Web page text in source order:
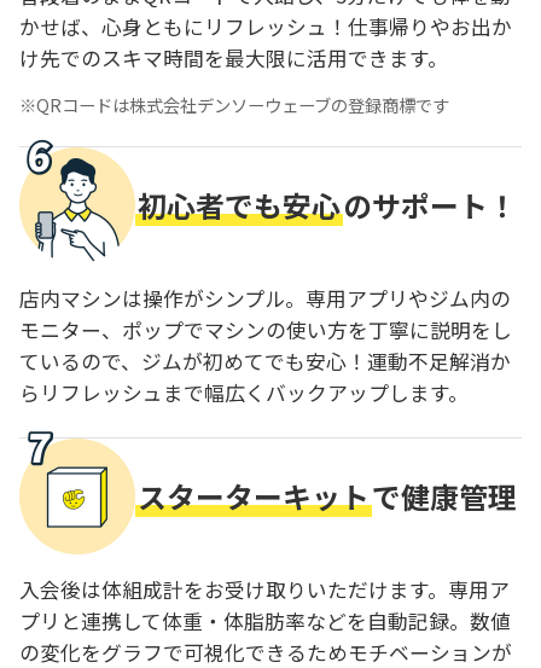
かせば、心身ともにリフレッシュ！仕事帰りやお出か
け先でのスキマ時間を最大限に活用できます。
QRコードは株式会社デンソーウェーブの登録商標です
初心者でも安心のサポート！
店内マシンは操作がシンプル。専用アプリやジム内の
モニター、ポップでマシンの使い方を丁寧に説明をし
ているので、ジムが初めてでも安心！運動不足解消か
らリフレッシュまで幅広くバックアップします。
スターターキットで健康管理
入会後は体組成計をお受け取りいただけます。専用ア
プリと連携して体重・体脂肪率などを自動記録。数値
の変化をグラフで可視化できるためモチベーションが